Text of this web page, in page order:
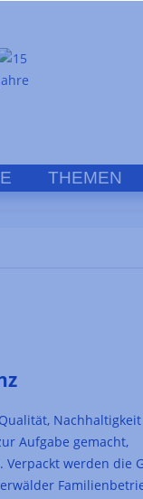
THEMEN
Nachhaltigkeit
Aufgabe gemacht,
werden die